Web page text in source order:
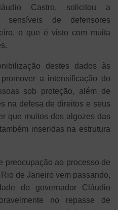
Castro, solicitou a
sensíveis de defensores
o que é visto com muita
destes dados às
a intensificação do
sob proteção, além de
na defesa de direitos e seus
que muitos dos algozes das
inseridas na estrutura
preocupação ao processo de
de Janeiro vem passando,
do governador Cláudio
no repasse de